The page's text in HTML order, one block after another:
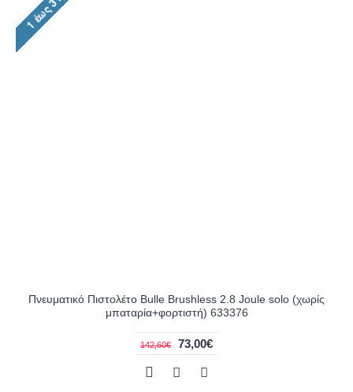
Πνευματικό Πιστολέτο Bulle Brushless 2.8 Joule solo (χωρίς
μπαταρία+φορτιστή) 633376
142,60€ 73,00€